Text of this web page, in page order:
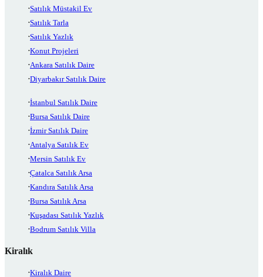
Satılık Müstakil Ev
Satılık Tarla
Satılık Yazlık
Konut Projeleri
Ankara Satılık Daire
Diyarbakır Satılık Daire
İstanbul Satılık Daire
Bursa Satılık Daire
İzmir Satılık Daire
Antalya Satılık Ev
Mersin Satılık Ev
Çatalca Satılık Arsa
Kandıra Satılık Arsa
Bursa Satılık Arsa
Kuşadası Satılık Yazlık
Bodrum Satılık Villa
Kiralık
Kiralık Daire